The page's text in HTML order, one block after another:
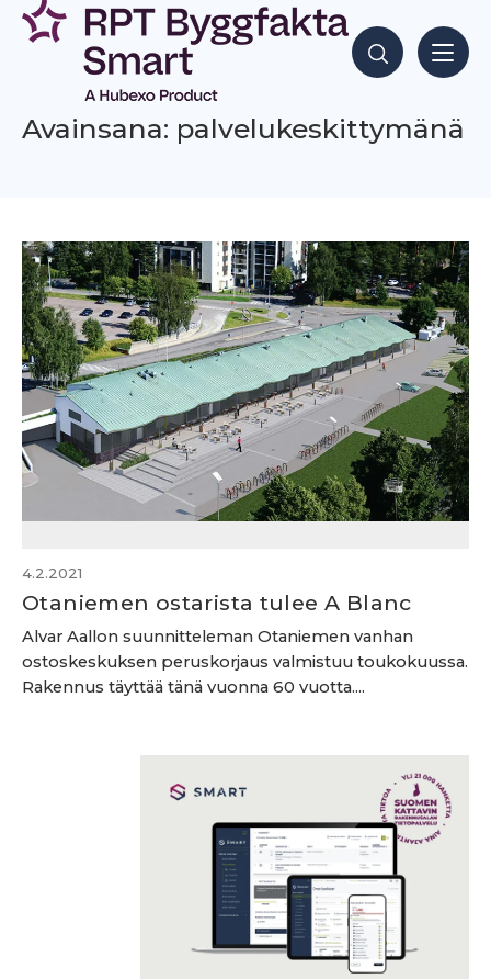
Siirry
sisältöön
Hae sisältöjä
Avainsana: palvelukeskittymänä
4.2.2021
Otaniemen ostarista tulee A Blanc
Alvar Aallon suunnitteleman Otaniemen vanhan
ostoskeskuksen peruskorjaus valmistuu toukokuussa.
Rakennus täyttää tänä vuonna 60 vuotta....